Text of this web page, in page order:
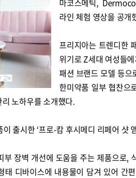
마코스메틱,
라인 체험 영상을 공개
프리지아는 트렌디한
위기로 Z세대 여성들
패션 브랜드 모델 등으
한미약품 일부 협찬으
노하우를 소개했다.
출시한 ‘프로-캄 후시메디 리페어 샷
장벽 개선에 도움을 주는 제품으로,
디바이스에 내용물이 담겨 있어 간